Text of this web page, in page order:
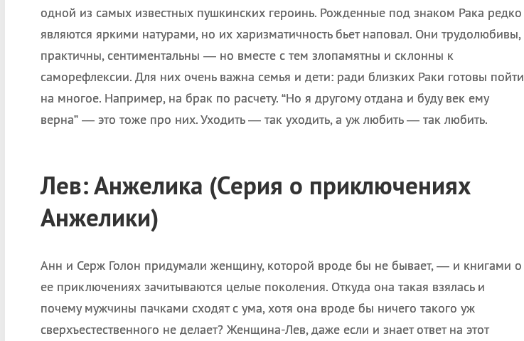
одной из самых известных пушкинских героинь. Рожденные под знаком Рака редко
являются яркими натурами, но их харизматичность бьет наповал. Они трудолюбивы,
практичны, сентиментальны — но вместе с тем злопамятны и склонны к
саморефлексии. Для них очень важна семья и дети: ради близких Раки готовы пойти
на многое. Например, на брак по расчету. “Но я другому отдана и буду век ему
верна” — это тоже про них. Уходить — так уходить, а уж любить — так любить.
Лев: Анжелика (Серия о приключениях
Анжелики)
Анн и Серж Голон придумали женщину, которой вроде бы не бывает, — и книгами о
ее приключениях зачитываются целые поколения. Откуда она такая взялась и
почему мужчины пачками сходят с ума, хотя она вроде бы ничего такого уж
сверхъестественного не делает? Женщина-Лев, даже если и знает ответ на этот